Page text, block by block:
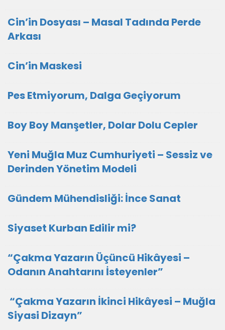
Cin’in Dosyası – Masal Tadında Perde
Arkası
Cin’in Maskesi
Pes Etmiyorum, Dalga Geçiyorum
Boy Boy Manşetler, Dolar Dolu Cepler
Yeni Muğla Muz Cumhuriyeti – Sessiz ve
Derinden Yönetim Modeli
Gündem Mühendisliği: İnce Sanat
Siyaset Kurban Edilir mi?
“Çakma Yazarın Üçüncü Hikâyesi –
Odanın Anahtarını İsteyenler”
“Çakma Yazarın İkinci Hikâyesi – Muğla
Siyasi Dizayn”